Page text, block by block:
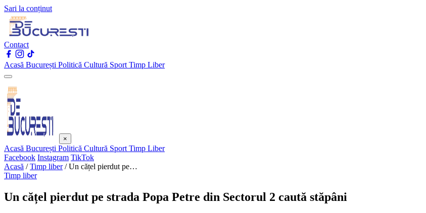
Sari la conținut
Contact
Acasă București Politică Cultură Sport Timp Liber
×
Acasă București Politică Cultură Sport Timp Liber
Facebook Instagram TikTok
Acasă /Timp liber /Un cățel pierdut pe…
Timp liber
Un cățel pierdut pe strada Popa Petre din Sectorul 2 caută stăpâni